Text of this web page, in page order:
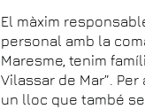
El màxim
personal amb la
Maresme, tenim
Vilassar de Mar”.
un lloc que també